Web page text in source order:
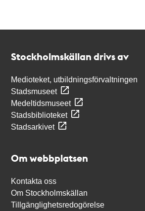
Stockholmskällan drivs av
Medioteket, utbildningsförvaltningen
Stadsmuseet
Medeltidsmuseet
Stadsbiblioteket
Stadsarkivet
Om webbplatsen
Kontakta oss
Om Stockholmskällan
Tillgänglighetsredogörelse